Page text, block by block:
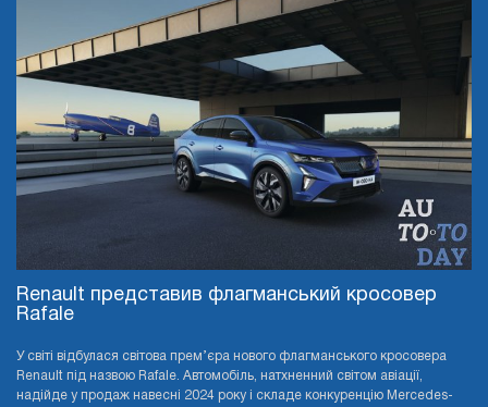
Renault представив флагманський кросовер
Rafale
У світі відбулася світова прем’єра нового флагманського кросовера
Renault під назвою Rafale. Автомобіль, натхненний світом авіації,
надійде у продаж навесні 2024 року і складе конкуренцію Mercedes-